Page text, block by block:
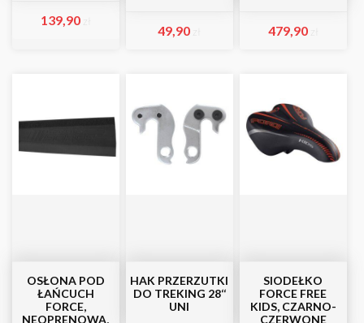
139,90
49,90 479,90
OSŁONA POD
ŁAŃCUCH
FORCE,
NEOPRENOWA,
HAK PRZERZUTKI
DO TREKING 28‘‘
UNI
SIODEŁKO
FORCE FREE
KIDS, CZARNO-
CZERWONE